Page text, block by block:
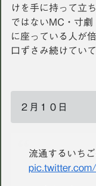
けを手に持って立
ではないMC・寸
に座っている人が
口ずさみ続けてい
２月１０日
流通するいち